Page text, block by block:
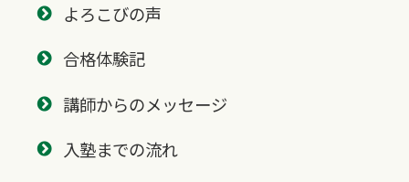
よろこびの声
合格体験記
講師からのメッセージ
入塾までの流れ